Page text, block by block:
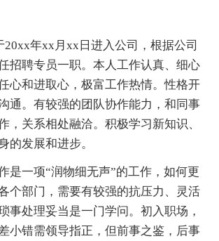
20xx年xx月xx日进入公司，根据公司
招聘专员一职。本人工作认真、细心
心和进取心，极富工作热情。性格开
通。有较强的团队协作能力，和同事
，关系相处融洽。积极学习新知识、
的发展和进步。
是一项“润物细无声”的工作，如何更
个部门，需要有较强的抗压力、灵活
事处理妥当是一门学问。初入职场，
小错需领导指正，但前事之鉴，后事